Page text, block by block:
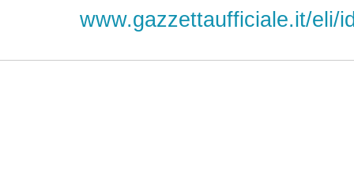
www.gazzettaufficiale.it/eli/